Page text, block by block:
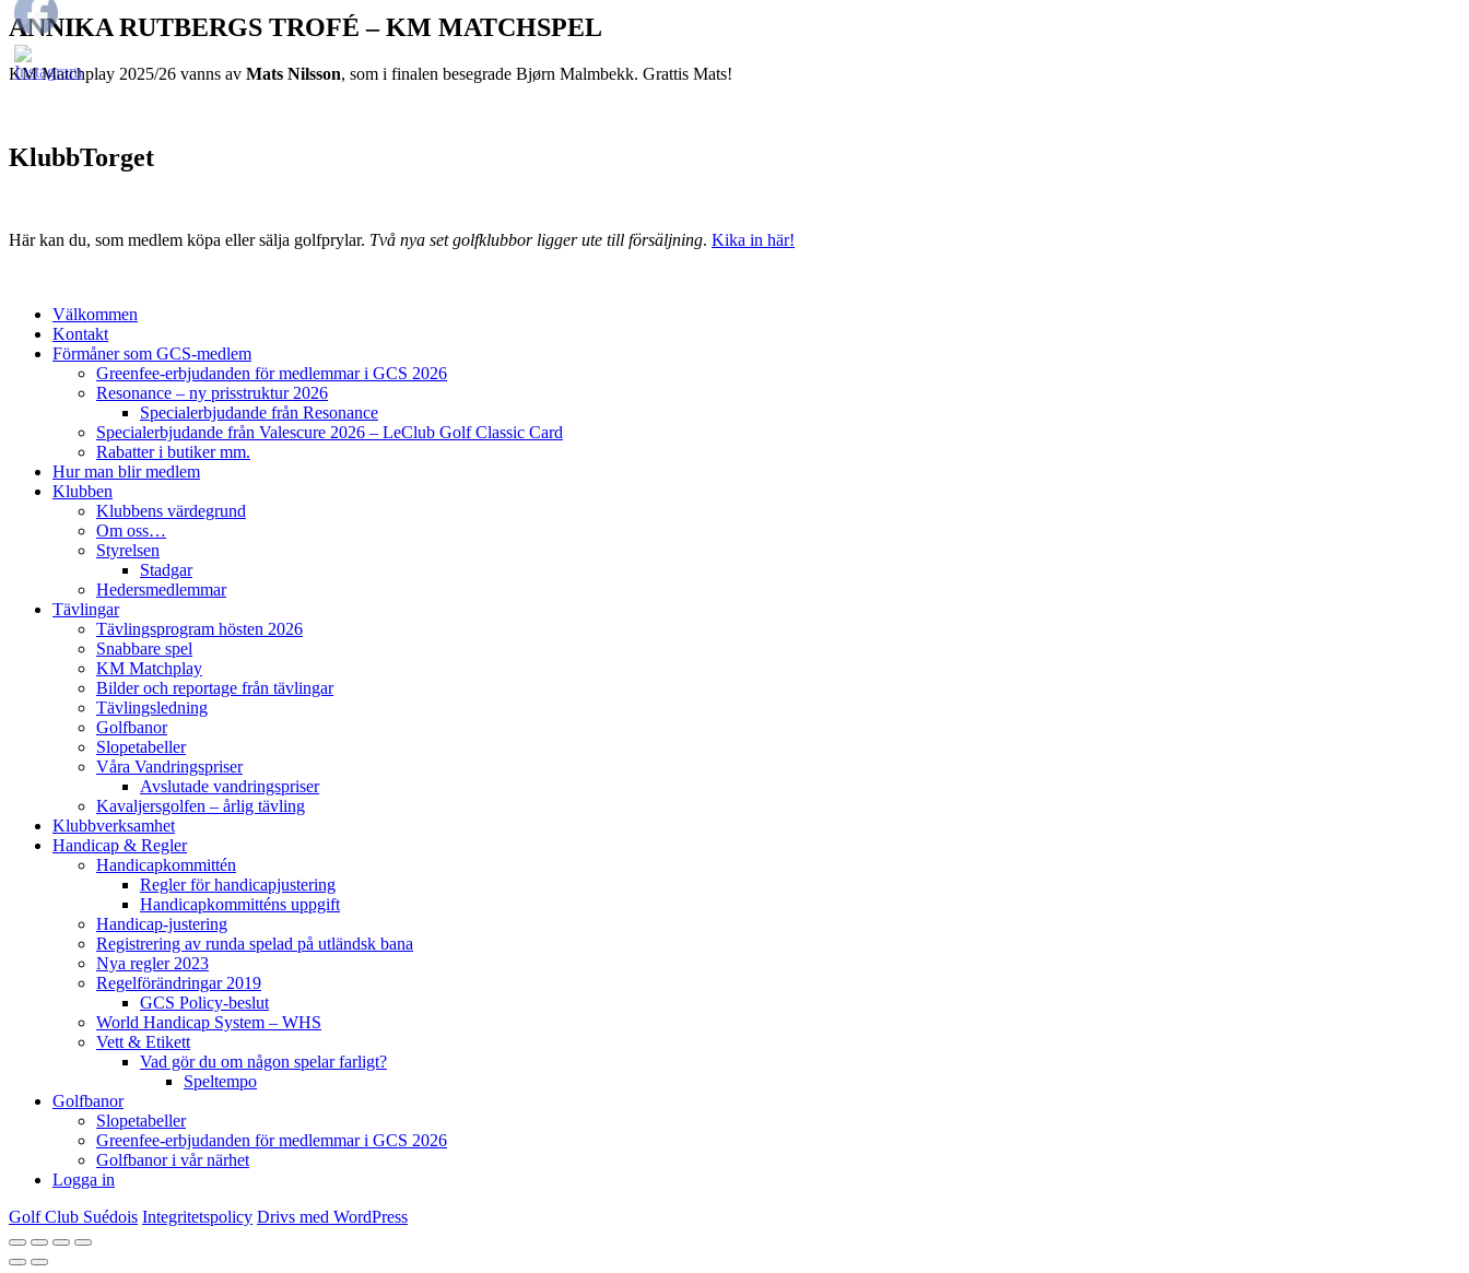
ANNIKA RUTBERGS TROFÉ – KM MATCHSPEL
KM Matchplay 2025/26 vanns av Mats Nilsson, som i finalen besegrade Bjørn Malmbekk. Grattis Mats!
KlubbTorget
Här kan du, som medlem köpa eller sälja golfprylar. Två nya set golfklubbor ligger ute till försäljning. Kika in här!
Välkommen
Kontakt
Förmåner som GCS-medlem
Greenfee-erbjudanden för medlemmar i GCS 2026
Resonance – ny prisstruktur 2026
Specialerbjudande från Resonance
Specialerbjudande från Valescure 2026 – LeClub Golf Classic Card
Rabatter i butiker mm.
Hur man blir medlem
Klubben
Klubbens värdegrund
Om oss…
Styrelsen
Stadgar
Hedersmedlemmar
Tävlingar
Tävlingsprogram hösten 2026
Snabbare spel
KM Matchplay
Bilder och reportage från tävlingar
Tävlingsledning
Golfbanor
Slopetabeller
Våra Vandringspriser
Avslutade vandringspriser
Kavaljersgolfen – årlig tävling
Klubbverksamhet
Handicap & Regler
Handicapkommittén
Regler för handicapjustering
Handicapkommitténs uppgift
Handicap-justering
Registrering av runda spelad på utländsk bana
Nya regler 2023
Regelförändringar 2019
GCS Policy-beslut
World Handicap System – WHS
Vett & Etikett
Vad gör du om någon spelar farligt?
Speltempo
Golfbanor
Slopetabeller
Greenfee-erbjudanden för medlemmar i GCS 2026
Golfbanor i vår närhet
Logga in
Golf Club Suédois Integritetspolicy Drivs med WordPress